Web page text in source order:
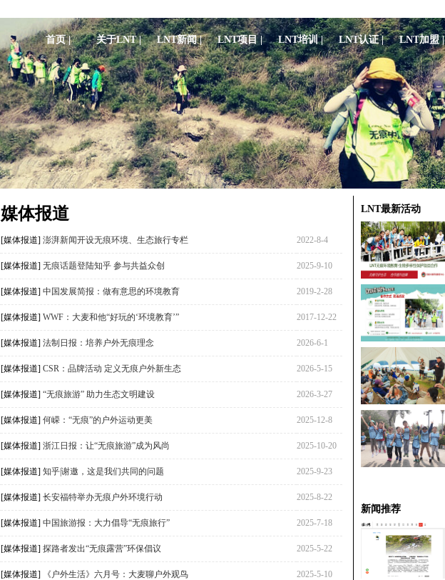
首页 | 关于LNT | LNT新闻 | LNT项目 | LNT培训 | LNT认证 | LNT加盟 |
媒体报道
[媒体报道] 澎湃新闻开设无痕环境、生态旅行专栏 2022-8-4
[媒体报道] 无痕话题登陆知乎 参与共益众创 2025-9-10
[媒体报道] 中国发展简报：做有意思的环境教育 2019-2-28
[媒体报道] WWF：大麦和他“好玩的‘环境教育’” 2017-12-22
[媒体报道] 法制日报：培养户外无痕理念 2026-6-1
[媒体报道] CSR：品牌活动 定义无痕户外新生态 2026-5-15
[媒体报道] “无痕旅游” 助力生态文明建设 2026-3-27
[媒体报道] 何嵘：“无痕”的户外运动更美 2025-12-8
[媒体报道] 浙江日报：让“无痕旅游”成为风尚 2025-10-20
[媒体报道] 知乎|谢邀，这是我们共同的问题 2025-9-23
[媒体报道] 长安福特举办无痕户外环境行动 2025-8-22
[媒体报道] 中国旅游报：大力倡导“无痕旅行” 2025-7-18
[媒体报道] 探路者发出“无痕露营”环保倡议 2025-5-22
[媒体报道] 《户外生活》六月号：大麦聊户外观鸟 2025-5-10
LNT最新活动
新闻推荐